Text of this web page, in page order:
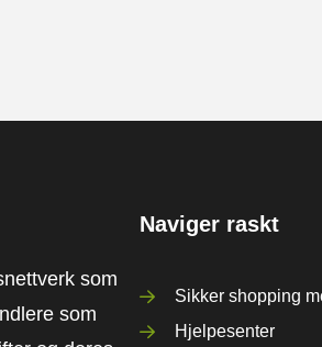
som
som
Naviger raskt
Sikker shopping
Hjelpesenter